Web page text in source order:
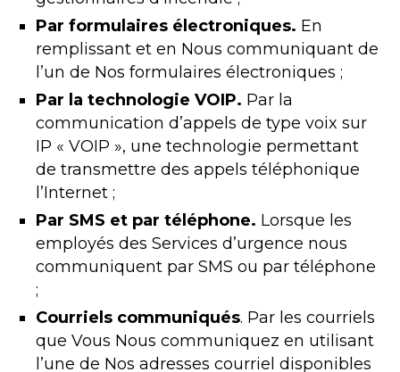
Par formulaires électroniques. En
remplissant et en Nous communiquant de
l’un de Nos formulaires électroniques ;
Par la technologie VOIP. Par la
communication d’appels de type voix sur
IP « VOIP », une technologie permettant
de transmettre des appels téléphonique
l’Internet ;
Par SMS et par téléphone. Lorsque les
employés des Services d’urgence nous
communiquent par SMS ou par téléphone
;
Courriels communiqués. Par les courriels
que Vous Nous communiquez en utilisant
l’une de Nos adresses courriel disponibles